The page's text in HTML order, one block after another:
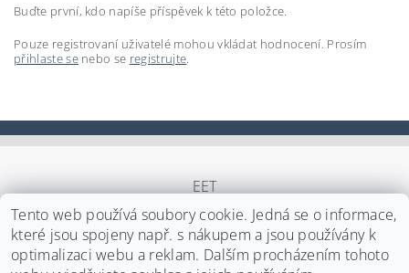
Buďte první, kdo napíše příspěvek k této položce.
Pouze registrovaní uživatelé mohou vkládat hodnocení. Prosím
přihlaste senebo se registrujte.
EET
2026 ©Japa Foods s.r.o. , všechna práva vyhrazenaUpravit nastavení cookies
Tento web používá soubory cookie. Jedná se o informace,
které jsou spojeny např. s nákupem a jsou používány k
optimalizaci webu a reklam. Dalším procházením tohoto